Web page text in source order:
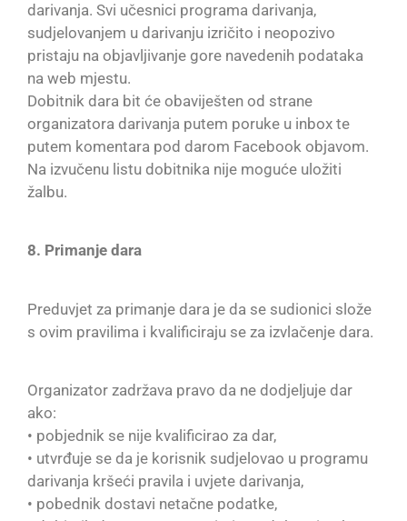
darivanja. Svi učesnici programa darivanja,
sudjelovanjem u darivanju izričito i neopozivo
pristaju na objavljivanje gore navedenih podataka
na web mjestu.
Dobitnik dara bit će obaviješten od strane
organizatora darivanja putem poruke u inbox te
putem komentara pod darom Facebook objavom.
Na izvučenu listu dobitnika nije moguće uložiti
žalbu.
8. Primanje dara
Preduvjet za primanje dara je da se sudionici slože
s ovim pravilima i kvalificiraju se za izvlačenje dara.
Organizator zadržava pravo da ne dodjeljuje dar
ako:
• pobjednik se nije kvalificirao za dar,
• utvrđuje se da je korisnik sudjelovao u programu
darivanja kršeći pravila i uvjete darivanja,
• pobednik dostavi netačne podatke,